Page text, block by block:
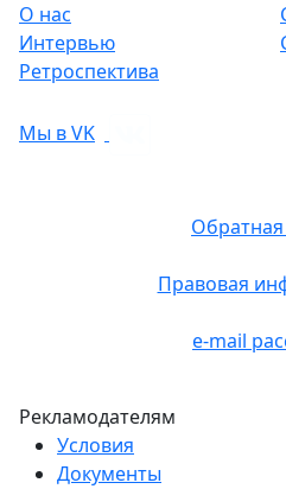
О нас
Интервью
Ретроспектива
Мы в VK
Рекламодателям
Условия
Документы
Обратная
Правовая
e-mail